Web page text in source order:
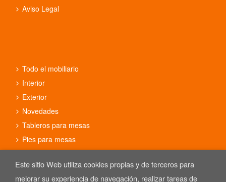
Aviso Legal
Todo el mobiliario
Interior
Exterior
Novedades
Tableros para mesas
Pies para mesas
Este sitio Web utiliza cookies propias y de terceros para
mejorar su experiencia de navegación, realizar tareas de